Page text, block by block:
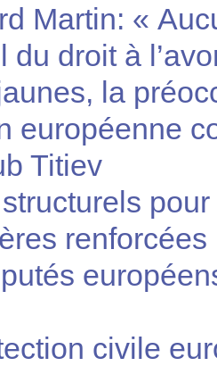
Martin: «
du droit à
la
européenne
Titiev
renforcées
civile